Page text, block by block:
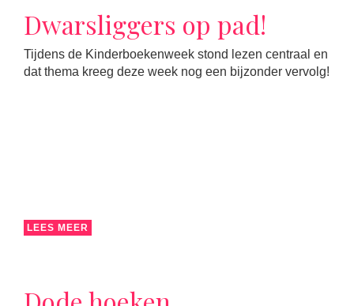
Dwarsliggers op pad!
Tijdens de Kinderboekenweek stond lezen centraal en
dat thema kreeg deze week nog een bijzonder vervolg!
LEES MEER